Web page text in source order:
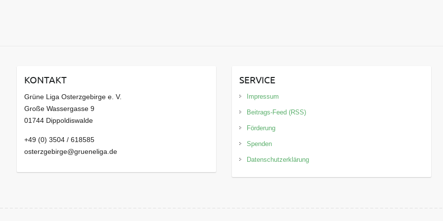
KONTAKT
Grüne Liga Osterzgebirge e. V.
Große Wassergasse 9
01744 Dippoldiswalde
+49 (0) 3504 / 618585
osterzgebirge@grueneliga.de
SERVICE
Impressum
Beitrags-Feed (RSS)
Förderung
Spenden
Datenschutzerklärung